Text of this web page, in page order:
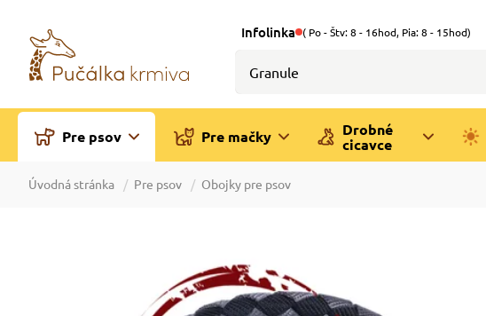
Infolinka ( Po - Štv: 8 - 16hod, Pia: 8 - 15hod)
Pre psov Pre mačky
Drobné
cicavce
Úvodná stránka Pre psov Obojky pre psov